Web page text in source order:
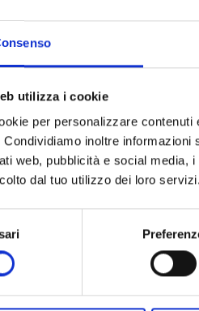
utilizza i cookie
per personalizzare
Condividiamo inoltre
web, pubblicità e social media,
dal tuo utilizzo dei loro servizi.
le carte della dialettica piacere-
di un altro».
base e ai sistemi motivazionali), e
emotivi comuni a tutti i
27 ha aperto i lavori. E più in
a esse correlate: abuso di
a capire, con l’impegno clinico e la
pagine dedicate alle addiction, si
per meriti neuroscientifici, a
e le sue attività; e, per i suoi
peraltro, oltre allo stesso
psicopatologici, cercano di
Cosa può dire la psicoanalisi
e molte risposte in un